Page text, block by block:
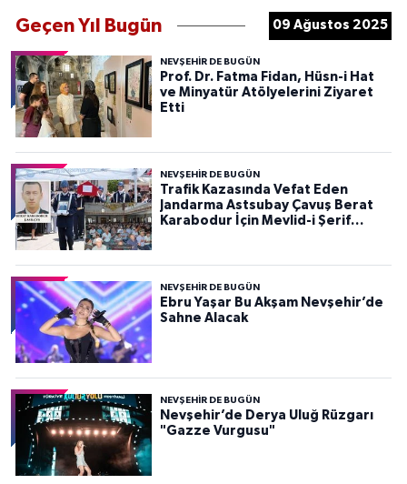
Geçen Yıl Bugün 09 Ağustos 2025
NEVŞEHIR DE BUGÜN
Prof. Dr. Fatma Fidan, Hüsn-i Hat
ve Minyatür Atölyelerini Ziyaret
Etti
NEVŞEHIR DE BUGÜN
Trafik Kazasında Vefat Eden
Jandarma Astsubay Çavuş Berat
Karabodur İçin Mevlid-i Şerif
NEVŞEHIR DE BUGÜN
Ebru Yaşar Bu Akşam Nevşehir’de
Sahne Alacak
NEVŞEHIR DE BUGÜN
Nevşehir’de Derya Uluğ Rüzgarı
"Gazze Vurgusu"